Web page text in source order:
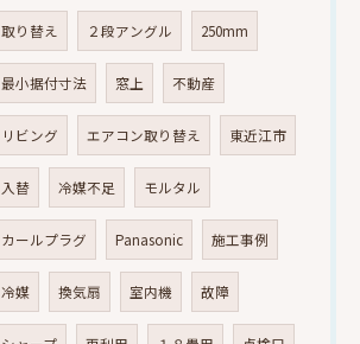
取り替え ２段アングル 250mm
最小据付寸法 窓上 不動産
リビング エアコン取り替え 東近江市
入替 冷媒不足 モルタル
カールプラグ Panasonic 施工事例
冷媒 換気扇 室内機 故障